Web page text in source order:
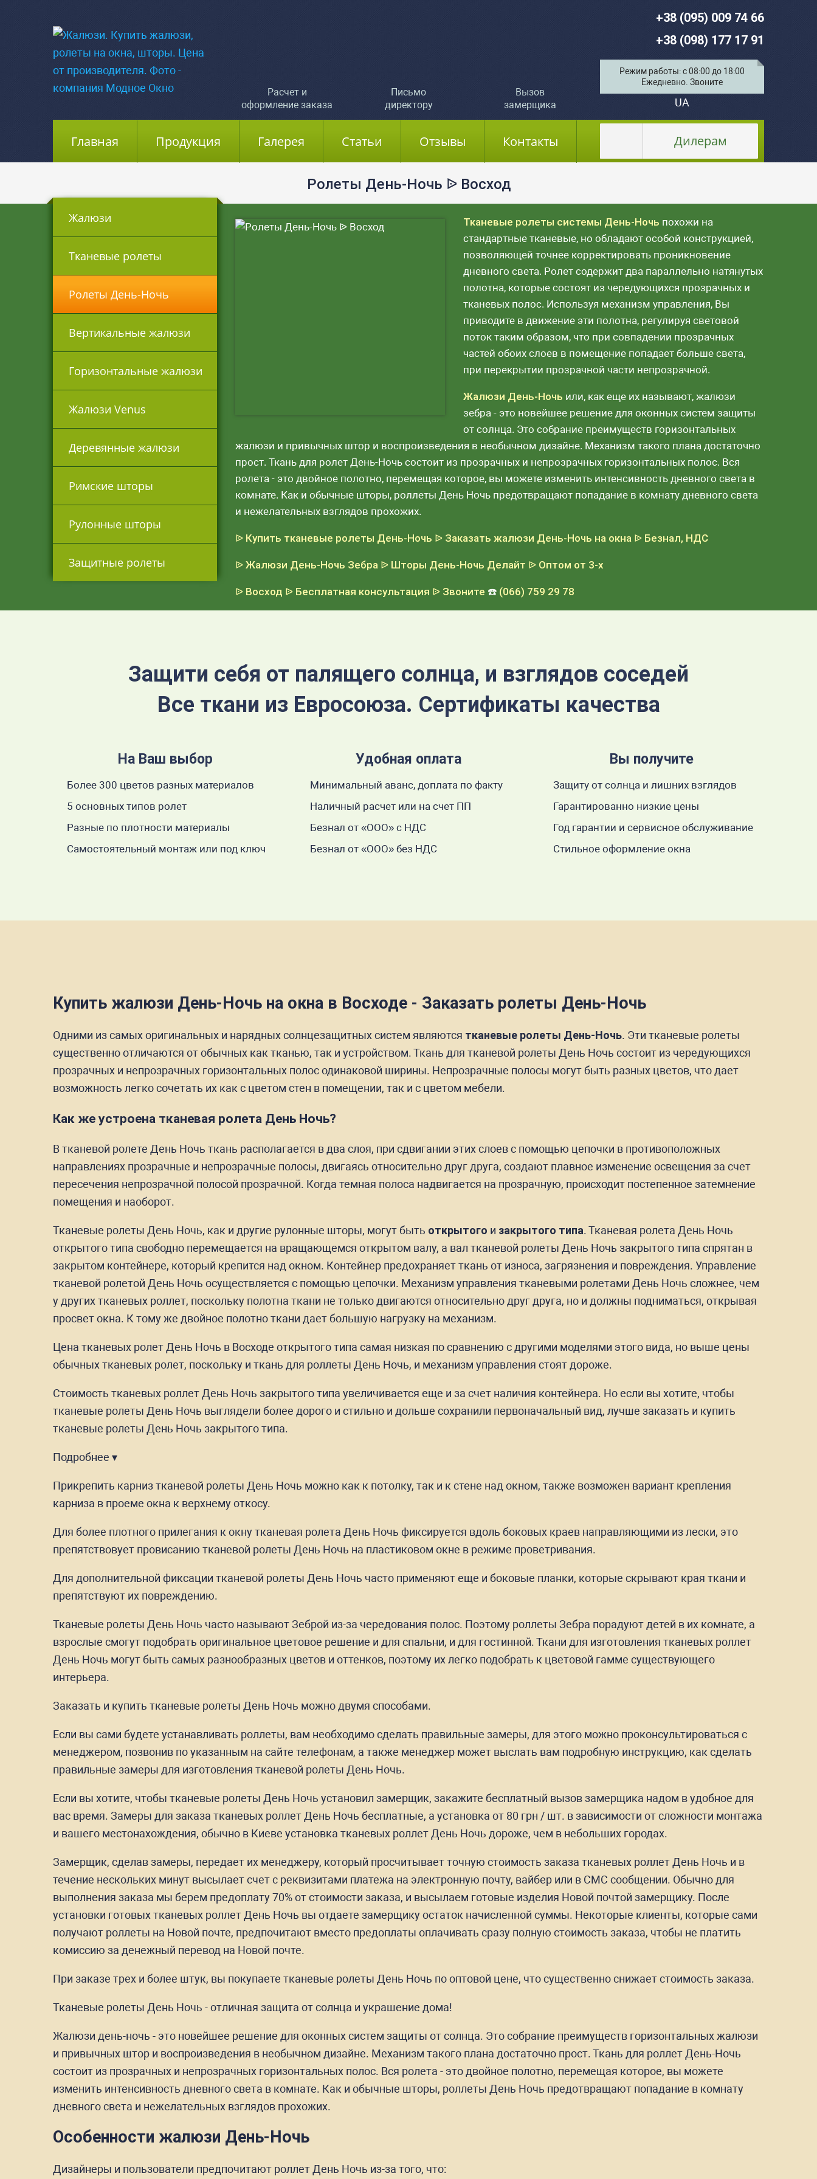
Главная (current)Продукция Галерея Статьи Отзывы Контакты Дилерам
Расчет и
оформление заказа
Письмо
директору
Вызов
замерщика
+38 (095) 009 74 66
+38 (098) 177 17 91
Режим работы: с 08:00 до 18:00
Ежедневно. Звоните
UA
Ролеты День-Ночь ᐉ Восход
Жалюзи
Тканевые ролеты
Ролеты День-Ночь
Вертикальные жалюзи
Горизонтальные жалюзи
Жалюзи Venus
Деревянные жалюзи
Римские шторы
Рулонные шторы
Защитные ролеты
Тканевые ролеты системы День-Ночь похожи на
стандартные тканевые, но обладают особой конструкцией,
позволяющей точнее корректировать проникновение
дневного света. Ролет содержит два параллельно натянутых
полотна, которые состоят из чередующихся прозрачных и
тканевых полос. Используя механизм управления, Вы
приводите в движение эти полотна, регулируя световой
поток таким образом, что при совпадении прозрачных
частей обоих слоев в помещение попадает больше света,
при перекрытии прозрачной части непрозрачной.
Жалюзи День-Ночь или, как еще их называют, жалюзи
зебра - это новейшее решение для оконных систем защиты
от солнца. Это собрание преимуществ горизонтальных
жалюзи и привычных штор и воспроизведения в необычном дизайне. Механизм такого плана достаточно
прост. Ткань для ролет День-Ночь состоит из прозрачных и непрозрачных горизонтальных полос. Вся
ролета - это двойное полотно, перемещая которое, вы можете изменить интенсивность дневного света в
комнате. Как и обычные шторы, роллеты День Ночь предотвращают попадание в комнату дневного света
и нежелательных взглядов прохожих.
ᐉ Купить тканевые ролеты День-Ночь ᐉ Заказать жалюзи День-Ночь на окна ᐉ Безнал, НДС
ᐉ Жалюзи День-Ночь Зебра ᐉ Шторы День-Ночь Делайт ᐉ Оптом от 3-х
ᐉ Восход ᐉ Бесплатная консультация ᐉ Звоните ☎️ (066) 759 29 78
Защити себя от палящего солнца, и взглядов соседей
Все ткани из Евросоюза. Сертификаты качества
На Ваш выбор
Более 300 цветов разных материалов
5 основных типов ролет
Разные по плотности материалы
Самостоятельный монтаж или под ключ
Удобная оплата
Минимальный аванс, доплата по факту
Наличный расчет или на счет ПП
Безнал от «ООО» с НДС
Безнал от «ООО» без НДС
Вы получите
Защиту от солнца и лишних взглядов
Гарантированно низкие цены
Год гарантии и сервисное обслуживание
Стильное оформление окна
Купить жалюзи День-Ночь на окна в Восходе - Заказать ролеты День-Ночь
Одними из самых оригинальных и нарядных солнцезащитных систем являются тканевые ролеты День-Ночь. Эти тканевые ролеты
существенно отличаются от обычных как тканью, так и устройством. Ткань для тканевой ролеты День Ночь состоит из чередующихся
прозрачных и непрозрачных горизонтальных полос одинаковой ширины. Непрозрачные полосы могут быть разных цветов, что дает
возможность легко сочетать их как с цветом стен в помещении, так и с цветом мебели.
Как же устроена тканевая ролета День Ночь?
В тканевой ролете День Ночь ткань располагается в два слоя, при сдвигании этих слоев с помощью цепочки в противоположных
направлениях прозрачные и непрозрачные полосы, двигаясь относительно друг друга, создают плавное изменение освещения за счет
пересечения непрозрачной полосой прозрачной. Когда темная полоса надвигается на прозрачную, происходит постепенное затемнение
помещения и наоборот.
Тканевые ролеты День Ночь, как и другие рулонные шторы, могут быть открытого и закрытого типа. Тканевая ролета День Ночь
открытого типа свободно перемещается на вращающемся открытом валу, а вал тканевой ролеты День Ночь закрытого типа спрятан в
закрытом контейнере, который крепится над окном. Контейнер предохраняет ткань от износа, загрязнения и повреждения. Управление
тканевой ролетой День Ночь осуществляется с помощью цепочки. Механизм управления тканевыми ролетами День Ночь сложнее, чем
у других тканевых роллет, поскольку полотна ткани не только двигаются относительно друг друга, но и должны подниматься, открывая
просвет окна. К тому же двойное полотно ткани дает большую нагрузку на механизм.
Цена тканевых ролет День Ночь в Восходе открытого типа самая низкая по сравнению с другими моделями этого вида, но выше цены
обычных тканевых ролет, поскольку и ткань для роллеты День Ночь, и механизм управления стоят дороже.
Стоимость тканевых роллет День Ночь закрытого типа увеличивается еще и за счет наличия контейнера. Но если вы хотите, чтобы
тканевые ролеты День Ночь выглядели более дорого и стильно и дольше сохранили первоначальный вид, лучше заказать и купить
тканевые ролеты День Ночь закрытого типа.
Подробнее ▾
Прикрепить карниз тканевой ролеты День Ночь можно как к потолку, так и к стене над окном, также возможен вариант крепления
карниза в проеме окна к верхнему откосу.
Для более плотного прилегания к окну тканевая ролета День Ночь фиксируется вдоль боковых краев направляющими из лески, это
препятствовует провисанию тканевой ролеты День Ночь на пластиковом окне в режиме проветривания.
Для дополнительной фиксации тканевой ролеты День Ночь часто применяют еще и боковые планки, которые скрывают края ткани и
препятствуют их повреждению.
Тканевые ролеты День Ночь часто называют Зеброй из-за чередования полос. Поэтому роллеты Зебра порадуют детей в их комнате, а
взрослые смогут подобрать оригинальное цветовое решение и для спальни, и для гостинной. Ткани для изготовления тканевых роллет
День Ночь могут быть самых разнообразных цветов и оттенков, поэтому их легко подобрать к цветовой гамме существующего
интерьера.
Заказать и купить тканевые ролеты День Ночь можно двумя способами.
Если вы сами будете устанавливать роллеты, вам необходимо сделать правильные замеры, для этого можно проконсультироваться с
менеджером, позвонив по указанным на сайте телефонам, а также менеджер может выслать вам подробную инструкцию, как сделать
правильные замеры для изготовления тканевой ролеты День Ночь.
Если вы хотите, чтобы тканевые ролеты День Ночь установил замерщик, закажите бесплатный вызов замерщика надом в удобное для
вас время. Замеры для заказа тканевых роллет День Ночь бесплатные, а установка от 80 грн / шт. в зависимости от сложности монтажа
и вашего местонахождения, обычно в Киеве установка тканевых роллет День Ночь дороже, чем в небольших городах.
Замерщик, сделав замеры, передает их менеджеру, который просчитывает точную стоимость заказа тканевых роллет День Ночь и в
течение нескольких минут высылает счет с реквизитами платежа на электронную почту, вайбер или в СМС сообщении. Обычно для
выполнения заказа мы берем предоплату 70% от стоимости заказа, и высылаем готовые изделия Новой почтой замерщику. После
установки готовых тканевых роллет День Ночь вы отдаете замерщику остаток начисленной суммы. Некоторые клиенты, которые сами
получают роллеты на Новой почте, предпочитают вместо предоплаты оплачивать сразу полную стоимость заказа, чтобы не платить
комиссию за денежный перевод на Новой почте.
При заказе трех и более штук, вы покупаете тканевые ролеты День Ночь по оптовой цене, что существенно снижает стоимость заказа.
Тканевые ролеты День Ночь - отличная защита от солнца и украшение дома!
Жалюзи день-ночь - это новейшее решение для оконных систем защиты от солнца. Это собрание преимуществ горизонтальных жалюзи
и привычных штор и воспроизведения в необычном дизайне. Механизм такого плана достаточно прост. Ткань для роллет День-Ночь
состоит из прозрачных и непрозрачных горизонтальных полос. Вся ролета - это двойное полотно, перемещая которое, вы можете
изменить интенсивность дневного света в комнате. Как и обычные шторы, роллеты День Ночь предотвращают попадание в комнату
дневного света и нежелательных взглядов прохожих.
Особенности жалюзи День-Ночь
Дизайнеры и пользователи предпочитают роллет День Ночь из-за того, что: